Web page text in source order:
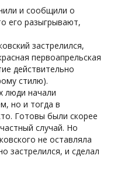
и сообщили о
его разыгрывают,
застрелился,
первоапрельская
действительно
стилю).
люди начали
но и тогда в
Готовы были скорее
случай. Но
не оставляла
застрелился, и сделал